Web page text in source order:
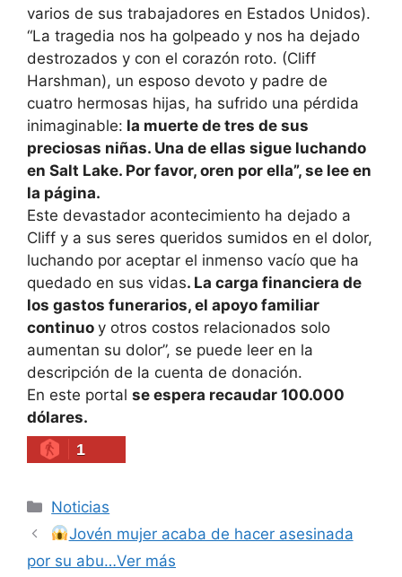
varios de sus trabajadores en Estados Unidos).
“La tragedia nos ha golpeado y nos ha dejado
destrozados y con el corazón roto. (Cliff
Harshman), un esposo devoto y padre de
cuatro hermosas hijas, ha sufrido una pérdida
inimaginable: la muerte de tres de sus
preciosas niñas. Una de ellas sigue luchando
en Salt Lake. Por favor, oren por ella”, se lee en
la página.
Este devastador acontecimiento ha dejado a
Cliff y a sus seres queridos sumidos en el dolor,
luchando por aceptar el inmenso vacío que ha
quedado en sus vidas. La carga financiera de
los gastos funerarios, el apoyo familiar
continuo y otros costos relacionados solo
aumentan su dolor”, se puede leer en la
descripción de la cuenta de donación.
En este portal se espera recaudar 100.000
dólares.
1
Categories
Noticias
Jovén mujer acaba de hacer asesinada
por su abu…Ver más